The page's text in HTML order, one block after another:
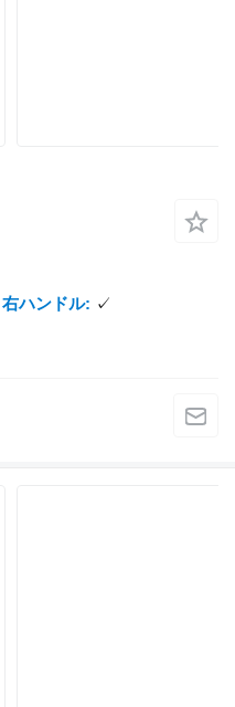
右ハンドル ✓